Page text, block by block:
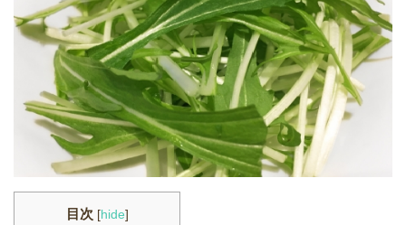
目次 [hide]